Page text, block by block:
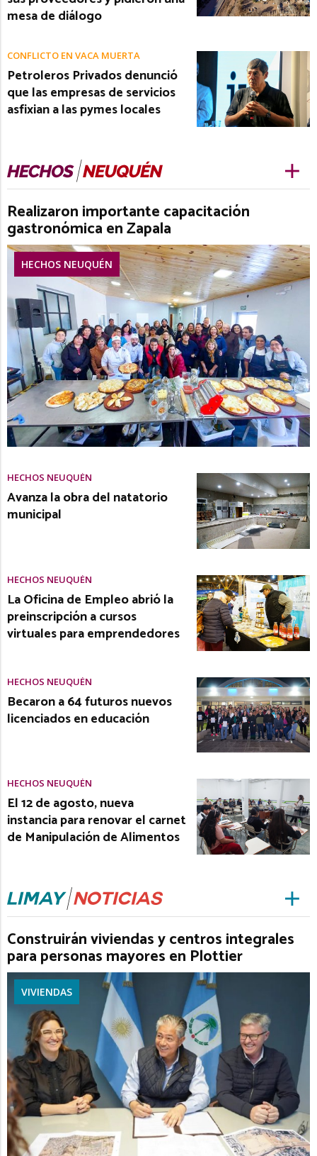
mesa de diálogo
CONFLICTO EN VACA MUERTA
Petroleros Privados denunció
que las empresas de servicios
asfixian a las pymes locales
Realizaron importante capacitación
gastronómica en Zapala
HECHOS NEUQUÉN
HECHOS NEUQUÉN
Avanza la obra del natatorio
municipal
HECHOS NEUQUÉN
La Oficina de Empleo abrió la
preinscripción a cursos
virtuales para emprendedores
HECHOS NEUQUÉN
Becaron a 64 futuros nuevos
licenciados en educación
HECHOS NEUQUÉN
El 12 de agosto, nueva
instancia para renovar el carnet
de Manipulación de Alimentos
Construirán viviendas y centros integrales
para personas mayores en Plottier
VIVIENDAS